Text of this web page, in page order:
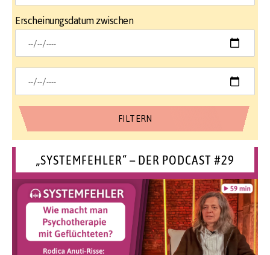
Erscheinungsdatum zwischen
„SYSTEMFEHLER“ – DER PODCAST #29